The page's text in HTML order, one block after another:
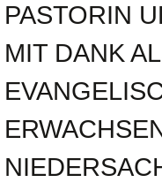
PASTORIN
MIT DANK